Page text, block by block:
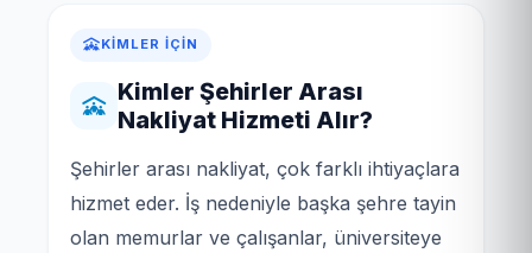
KIMLER İÇIN
Kimler Şehirler Arası
Nakliyat Hizmeti Alır?
Şehirler arası nakliyat, çok farklı ihtiyaçlara
hizmet eder. İş nedeniyle başka şehre tayin
olan memurlar ve çalışanlar, üniversiteye